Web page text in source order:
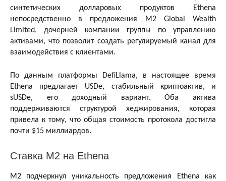
синтетических долларовых продуктов Ethena
непосредственно в предложения M2 Global Wealth
Limited, дочерней компании группы по управлению
активами, что позволит создать регулируемый канал для
взаимодействия с клиентами.
По данным платформы DefiLlama, в настоящее время
Ethena предлагает USDe, стабильный криптоактив, и
sUSDe, его доходный вариант. Оба актива
поддерживаются структурой хеджирования, которая
привела к тому, что общая стоимость протокола достигла
почти $15 миллиардов.
Ставка М2 на Ethena
M2 подчеркнул уникальность предложения Ethena как